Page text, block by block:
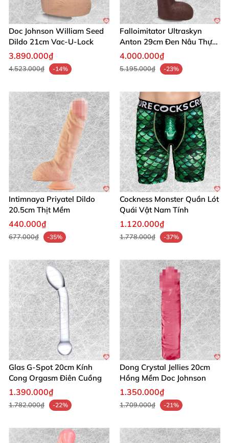
khoảnh khắc thành kỷ niệm đáng nhớ! 🛒Mua hàng
ngay từ chúng tôi để nhận trải nghiệm tuyệt vời!
Doc Johnson William Seed
Dildo 21cm Vac-U-Lock
3.890.000₫
4.523.000₫ -14%
Falloimitator Ultraskyn
Anton 29cm Đen Nâu Thực
Tế
4.000.000₫
5.195.000₫ -23%
Intimnaya Priyatel Dildo
20.5cm Thịt Mềm
440.000₫
677.000₫ -35%
Cockness Monster Quần Lót
Quái Vật Nam Tính
1.120.000₫
1.778.000₫ -37%
Glas G-Spot 20cm Kính
Cong Orgasm Điên Cuồng
1.390.000₫
1.782.000₫ -22%
Dong Crystal Jellies 20cm
Hồng Mềm Doc Johnson
1.350.000₫
1.709.000₫ -21%